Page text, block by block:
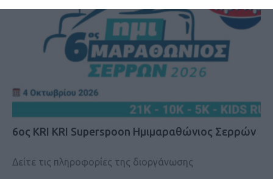
6ος KRI KRI Superspoon Ημιμαραθώνιος Σερρών
Δείτε τις πληροφορίες της διοργάνωσης